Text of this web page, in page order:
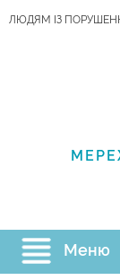
ЛЮДЯМ ІЗ
Меню